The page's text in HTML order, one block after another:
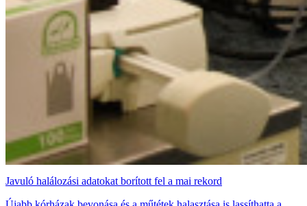
Javuló halálozási adatokat borított fel a mai rekord